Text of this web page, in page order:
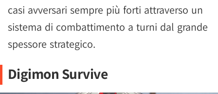
casi avversari sempre più forti attraverso un
sistema di combattimento a turni dal grande
spessore strategico.
Digimon Survive